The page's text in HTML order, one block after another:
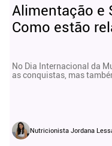
Alimentação e
Como estão
No Dia Internacional da
as conquistas, mas
Nutricionista Jordana